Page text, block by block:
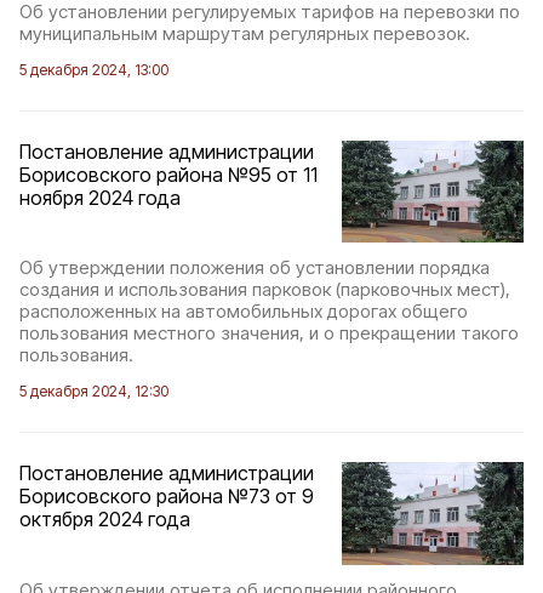
Об установлении регулируемых тарифов на перевозки по
муниципальным маршрутам регулярных перевозок.
5 декабря 2024, 13:00
Постановление администрации
Борисовского района №95 от 11
ноября 2024 года
Об утверждении положения об установлении порядка
создания и использования парковок (парковочных мест),
расположенных на автомобильных дорогах общего
пользования местного значения, и о прекращении такого
пользования.
5 декабря 2024, 12:30
Постановление администрации
Борисовского района №73 от 9
октября 2024 года